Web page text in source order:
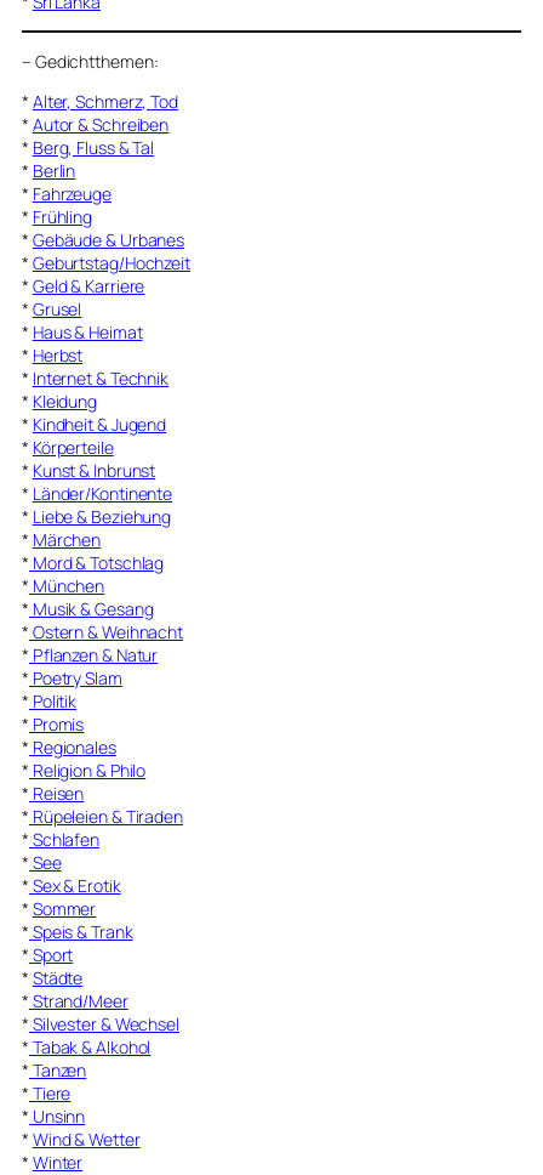
– Gedichtthemen:
* Alter, Schmerz, Tod
* Autor & Schreiben
* Berg, Fluss & Tal
* Berlin
* Fahrzeuge
* Frühling
* Gebäude & Urbanes
* Geburtstag/Hochzeit
* Geld & Karriere
* Grusel
* Haus & Heimat
* Herbst
* Internet & Technik
* Kleidung
* Kindheit & Jugend
* Körperteile
* Kunst & Inbrunst
* Länder/Kontinente
* Liebe & Beziehung
* Märchen
* Mord & Totschlag
* München
* Musik & Gesang
* Ostern & Weihnacht
* Pflanzen & Natur
* Poetry Slam
* Politik
* Promis
* Regionales
* Religion & Philo
* Reisen
* Rüpeleien & Tiraden
* Schlafen
* See
* Sex & Erotik
* Sommer
* Speis & Trank
* Sport
* Städte
* Strand/Meer
* Silvester & Wechsel
* Tabak & Alkohol
* Tanzen
* Tiere
* Unsinn
* Wind & Wetter
* Winter